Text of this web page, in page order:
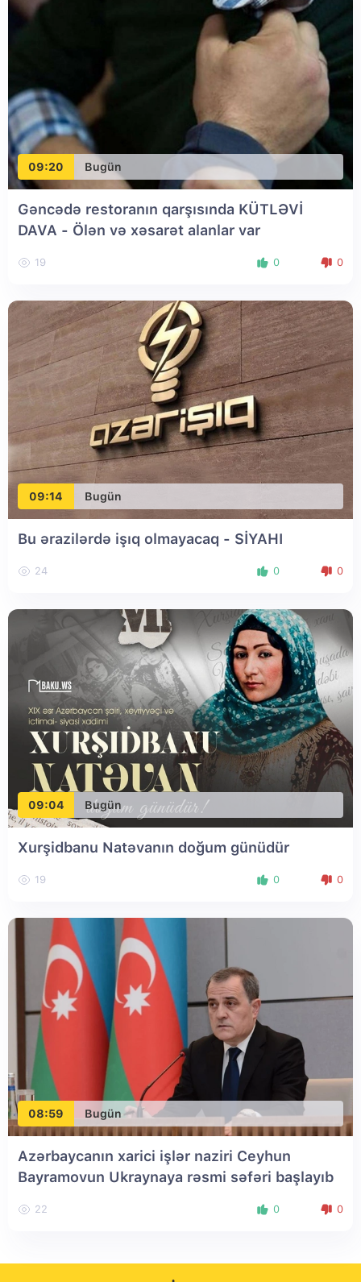
09:20 Bugün
Gəncədə restoranın qarşısında KÜTLƏVİ
DAVA - Ölən və xəsarət alanlar var
19 0 0
09:14 Bugün
Bu ərazilərdə işıq olmayacaq - SİYAHI
24 0 0
09:04 Bugün
Xurşidbanu Natəvanın doğum günüdür
19 0 0
08:59 Bugün
Azərbaycanın xarici işlər naziri Ceyhun
Bayramovun Ukraynaya rəsmi səfəri başlayıb
22 0 0